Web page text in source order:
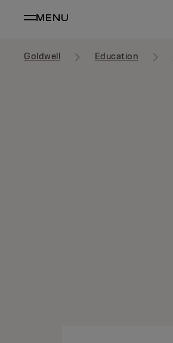
MENU
Goldwell Education